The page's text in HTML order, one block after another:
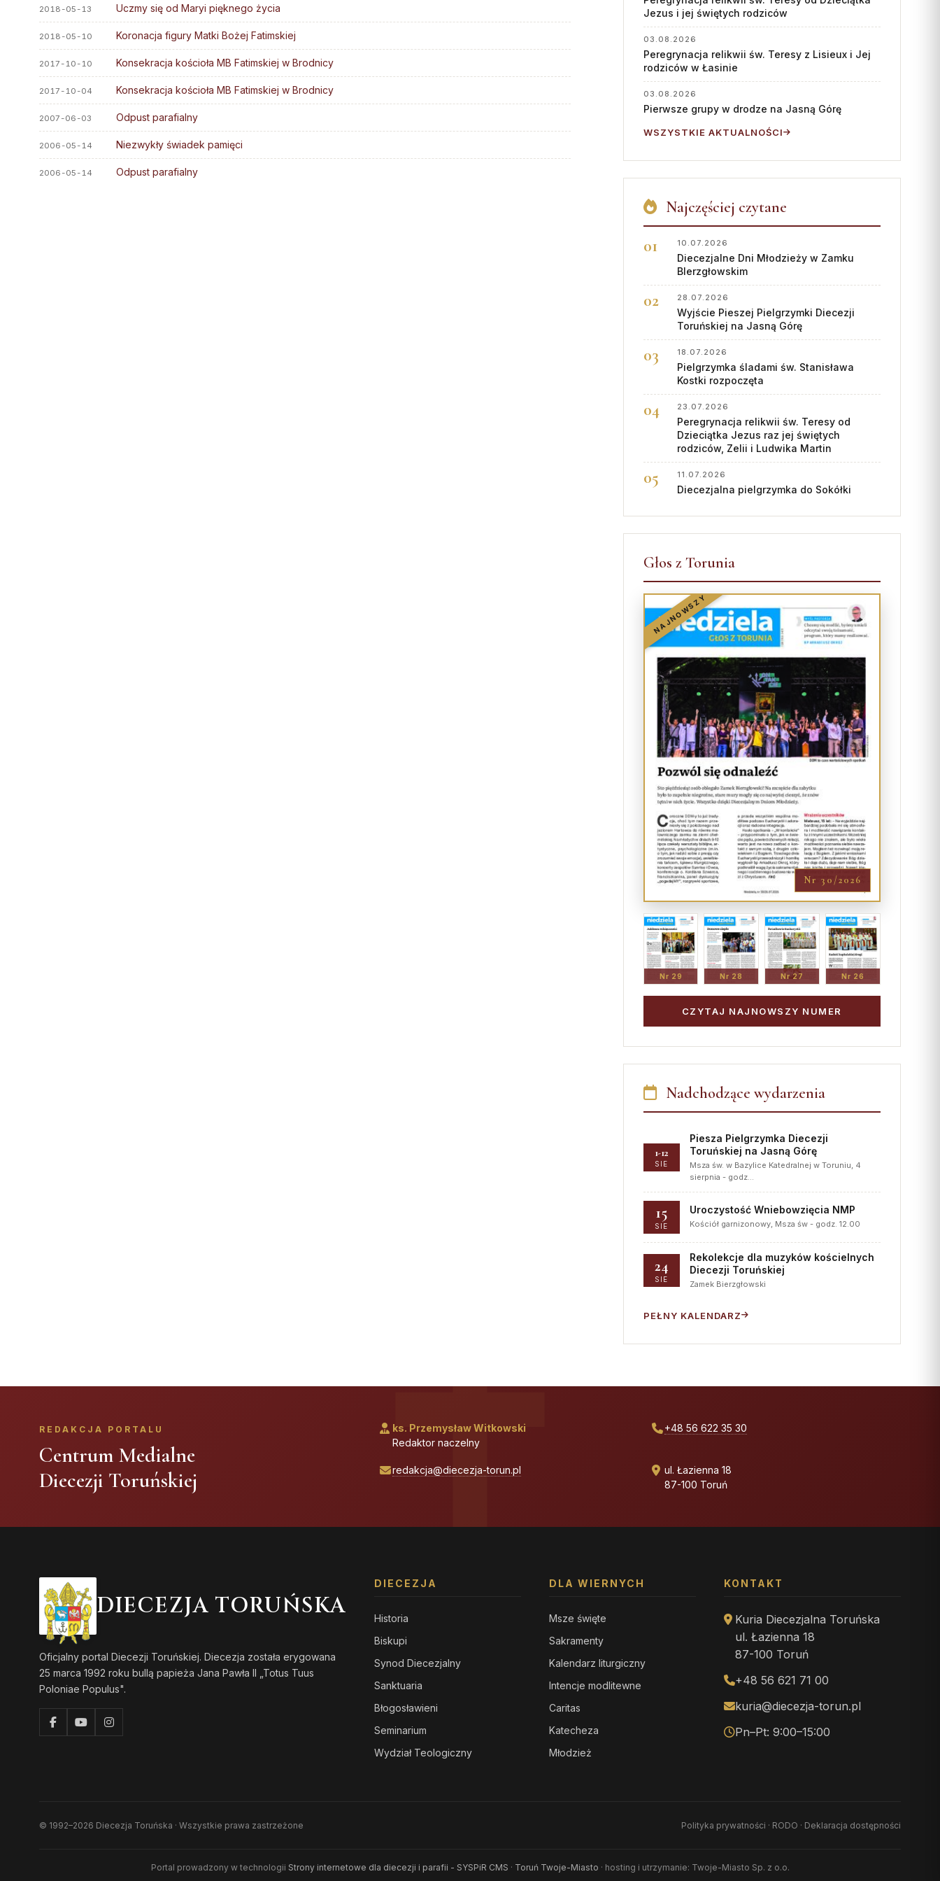
Parafie
Kapłani
Słudzy Boży
Wyższe Sem. Duchowne
Uczelnie i szkoły
Duszp. Młodzieży KOTWICA
Dane kurii
Kalendarz liturgiczny
Stali diakoni
Ośrodki rekolekcyjne
Wspólnota Krwi Chrystusa
Skauci Króla
Bractwo św. Józefa
2018-05-13 Uczmy się od Maryi pięknego życia
2018-05-10 Koronacja figury Matki Bożej Fatimskiej
2017-10-10 Konsekracja kościoła MB Fatimskiej w Brodnicy
2017-10-04 Konsekracja kościoła MB Fatimskiej w Brodnicy
2007-06-03 Odpust parafialny
2006-05-14 Niezwykły świadek pamięci
2006-05-14 Odpust parafialny
Jezus i jej świętych rodziców
03.08.2026
Peregrynacja relikwii św. Teresy z Lisieux i Jej
rodziców w Łasinie
03.08.2026
Pierwsze grupy w drodze na Jasną Górę
WSZYSTKIE AKTUALNOŚCI
Najczęściej czytane
10.07.2026
Diecezjalne Dni Młodzieży w Zamku
BIerzgłowskim
28.07.2026
Wyjście Pieszej Pielgrzymki Diecezji
Toruńskiej na Jasną Górę
18.07.2026
Pielgrzymka śladami św. Stanisława
Kostki rozpoczęta
23.07.2026
Peregrynacja relikwii św. Teresy od
Dzieciątka Jezus raz jej świętych
rodziców, Zelii i Ludwika Martin
11.07.2026
Diecezjalna pielgrzymka do Sokółki
Głos z Torunia
NAJNOWSZY
Nr 30/2026
Nr 29 Nr 28 Nr 27 Nr 26
CZYTAJ NAJNOWSZY NUMER
Nadchodzące wydarzenia
1-12
SIE
Piesza Pielgrzymka Diecezji
Toruńskiej na Jasną Górę
Msza św. w Bazylice Katedralnej w Toruniu, 4
sierpnia - godz…
15
SIE
Uroczystość Wniebowzięcia NMP
Kościół garnizonowy, Msza św - godz. 12.00
24
SIE
Rekolekcje dla muzyków kościelnych
Diecezji Toruńskiej
Zamek Bierzgłowski
PEŁNY KALENDARZ
REDAKCJA PORTALU
Centrum Medialne
Diecezji Toruńskiej
ks. Przemysław Witkowski
Redaktor naczelny
+48 56 622 35 30
redakcja@diecezja-torun.pl
ul. Łazienna 18
87-100 Toruń
DIECEZJA TORUŃSKA
Oficjalny portal Diecezji Toruńskiej. Diecezja została erygowana
25 marca 1992 roku bullą papieża Jana Pawła II „Totus Tuus
Poloniae Populus".
DIECEZJA
Historia
Biskupi
Synod Diecezjalny
Sanktuaria
Błogosławieni
Seminarium
Wydział Teologiczny
DLA WIERNYCH
Msze święte
Sakramenty
Kalendarz liturgiczny
Intencje modlitewne
Caritas
Katecheza
Młodzież
KONTAKT
Kuria Diecezjalna Toruńska
ul. Łazienna 18
87-100 Toruń
+48 56 621 71 00
kuria@diecezja-torun.pl
Pn–Pt: 9:00–15:00
© 1992–2026 Diecezja Toruńska · Wszystkie prawa zastrzeżone Polityka prywatności · RODO · Deklaracja dostępności
Portal prowadzony w technologii Strony internetowe dla diecezji i parafii - SYSPiR CMS · Toruń Twoje-Miasto · hosting i utrzymanie: Twoje-Miasto Sp. z o.o.